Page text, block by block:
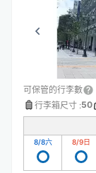
可保管的行李數
行李箱尺寸 :50
8/8六 8/9日